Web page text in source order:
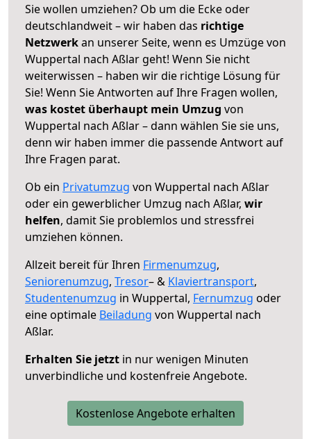
Sie wollen umziehen? Ob um die Ecke oder
deutschlandweit – wir haben das richtige
Netzwerkan unserer Seite, wenn es Umzüge von
Wuppertal nach Aßlar geht! Wenn Sie nicht
weiterwissen – haben wir die richtige Lösung für
Sie! Wenn Sie Antworten auf Ihre Fragen wollen,
was kostet überhaupt mein Umzug von
Wuppertal nach Aßlar – dann wählen Sie sie uns,
denn wir haben immer die passende Antwort auf
Ihre Fragen parat.
Ob ein Privatumzug von Wuppertal nach Aßlar
oder ein gewerblicher Umzug nach Aßlar, wir
helfen, damit Sie problemlos und stressfrei
umziehen können.
Allzeit bereit für Ihren Firmenumzug,
Seniorenumzug, Tresor– & Klaviertransport,
Studentenumzug in Wuppertal, Fernumzug oder
eine optimale Beiladung von Wuppertal nach
Aßlar.
Erhalten Sie jetzt in nur wenigen Minuten
unverbindliche und kostenfreie Angebote.
Kostenlose Angebote erhalten